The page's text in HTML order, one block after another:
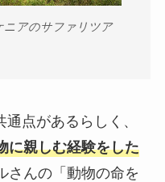
アのサファリツア
点があるらしく、
に親しむ経験をした
さんの「動物の命を